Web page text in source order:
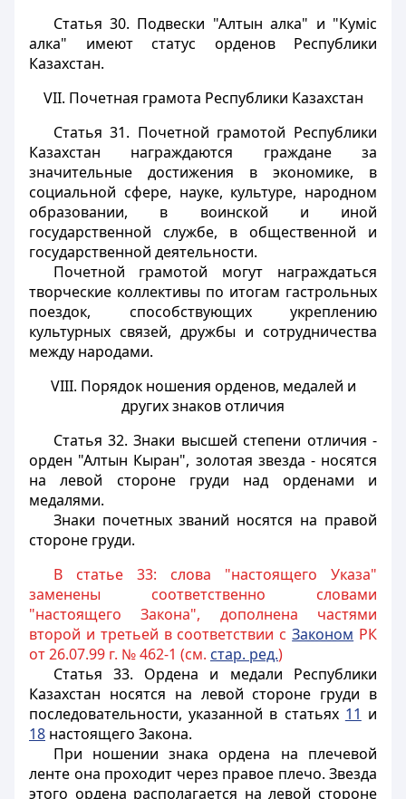
Статья 30. Подвески "Алтын алка" и "Кумiс
алка" имеют статус орденов Республики
Казахстан.
VII. Почетная грамота Республики Казахстан
Статья 31. Почетной грамотой Республики
Казахстан награждаются граждане за
значительные достижения в экономике, в
социальной сфере, науке, культуре, народном
образовании, в воинской и иной
государственной службе, в общественной и
государственной деятельности.
Почетной грамотой могут награждаться
творческие коллективы по итогам гастрольных
поездок, способствующих укреплению
культурных связей, дружбы и сотрудничества
между народами.
VIII. Порядок ношения орденов, медалей и
других знаков отличия
Статья 32. Знаки высшей степени отличия -
орден "Алтын Кыран", золотая звезда - носятся
на левой стороне груди над орденами и
медалями.
Знаки почетных званий носятся на правой
стороне груди.
В статье 33: слова "настоящего Указа"
заменены соответственно словами
"настоящего Закона", дополнена частями
второй и третьей в соответствии сЗаконом РК
от 26.07.99 г. № 462-1 (см. стар. ред.)
Статья 33. Ордена и медали Республики
Казахстан носятся на левой стороне груди в
последовательности, указанной в статьях 11 и
18 настоящего Закона.
При ношении знака ордена на плечевой
ленте она проходит через правое плечо. Звезда
этого ордена располагается на левой стороне